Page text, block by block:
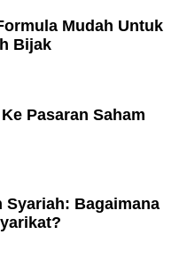
Mudah Untuk
Bijak
Pasaran Saham
Syariah: Bagaimana